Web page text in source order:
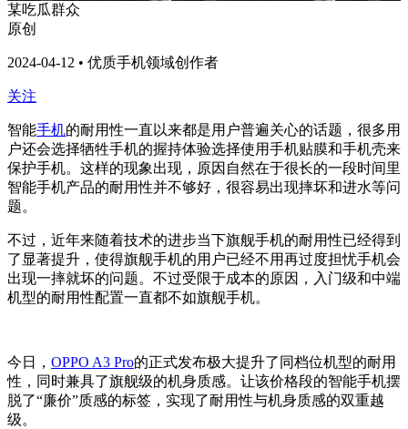
某吃瓜群众
原创
2024-04-12 • 优质手机领域创作者
关注
智能手机的耐用性一直以来都是用户普遍关心的话题，很多用
户还会选择牺牲手机的握持体验选择使用手机贴膜和手机壳来
保护手机。这样的现象出现，原因自然在于很长的一段时间里
智能手机产品的耐用性并不够好，很容易出现摔坏和进水等问
题。
不过，近年来随着技术的进步当下旗舰手机的耐用性已经得到
了显著提升，使得旗舰手机的用户已经不用再过度担忧手机会
出现一摔就坏的问题。不过受限于成本的原因，入门级和中端
机型的耐用性配置一直都不如旗舰手机。
今日， OPPO A3 Pro的正式发布极大提升了同档位机型的耐用
性，同时兼具了旗舰级的机身质感。让该价格段的智能手机摆
脱了“廉价”质感的标签，实现了耐用性与机身质感的双重越
级。